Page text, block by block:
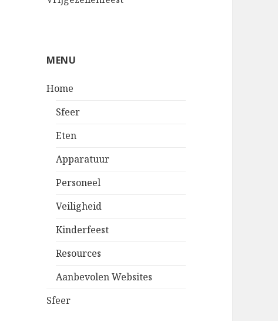
MENU
Home
Sfeer
Eten
Apparatuur
Personeel
Veiligheid
Kinderfeest
Resources
Aanbevolen Websites
Sfeer